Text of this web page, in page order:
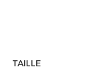
TAILLE